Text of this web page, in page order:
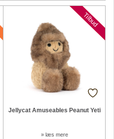
Jellycat Amuseables Peanut Yeti
» læs mere
Nyheder
Tilbud